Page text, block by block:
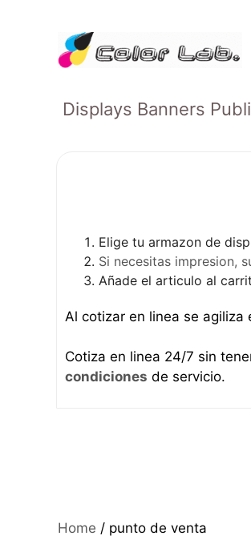
content
Displays Banners
Elige tu armazon de
Si necesitas impresion,
Añade el articulo al
Al cotizar en linea se
Cotiza en linea 24/7 sin
condiciones de servicio.
Home / punto de venta